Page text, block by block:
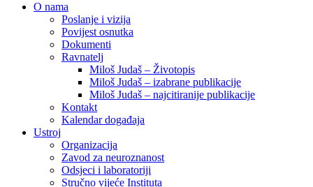
O nama
Poslanje i vizija
Povijest osnutka
Dokumenti
Ravnatelj
Miloš Judaš – Životopis
Miloš Judaš – izabrane publikacije
Miloš Judaš – najcitiranije publikacije
Kontakt
Kalendar događaja
Ustroj
Organizacija
Zavod za neuroznanost
Odsjeci i laboratoriji
Stručno vijeće Instituta